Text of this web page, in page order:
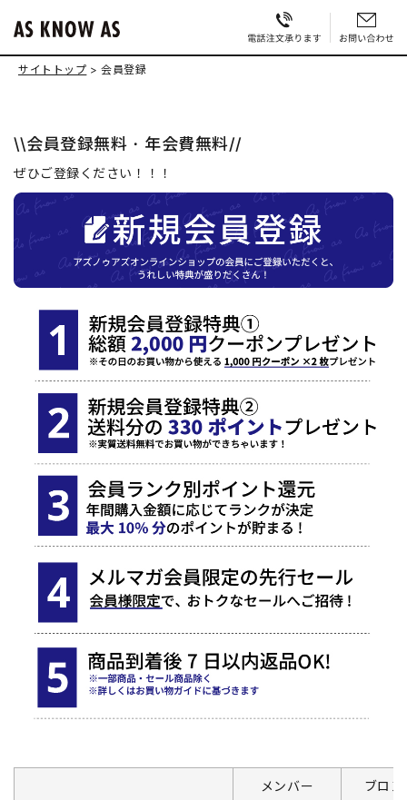
サイトトップ 会員登録
\\会員登録無料・年会費無料//
ぜひご登録ください！！！
メンバー ブロン